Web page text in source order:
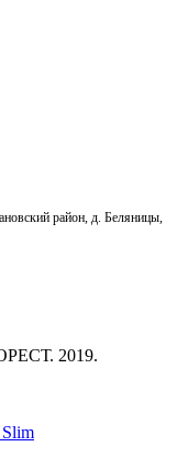
район, д. Беляницы,
2019.